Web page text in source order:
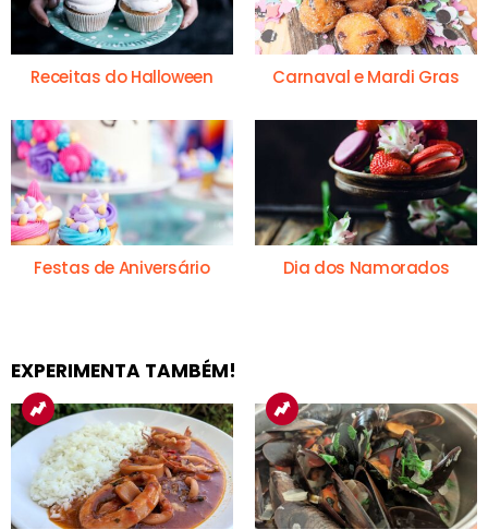
Receitas do Halloween Carnaval e Mardi Gras
Festas de Aniversário Dia dos Namorados
EXPERIMENTA TAMBÉM!